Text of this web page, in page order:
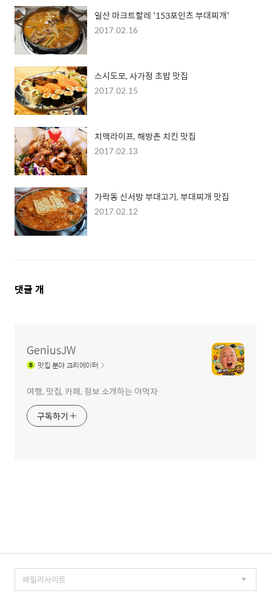
일산 마크트할레 '153포인츠 부대찌개'
2017.02.16
스시도모, 사가정 초밥 맛집
2017.02.15
치맥라이프, 해방촌 치킨 맛집
2017.02.13
가락동 신서방 부대고기, 부대찌개 맛집
2017.02.12
댓
댓글 개
GeniusJW
맛집분야 크리에이터
여행, 맛집, 카페, 정보 소개하는 야먹자
구독하기